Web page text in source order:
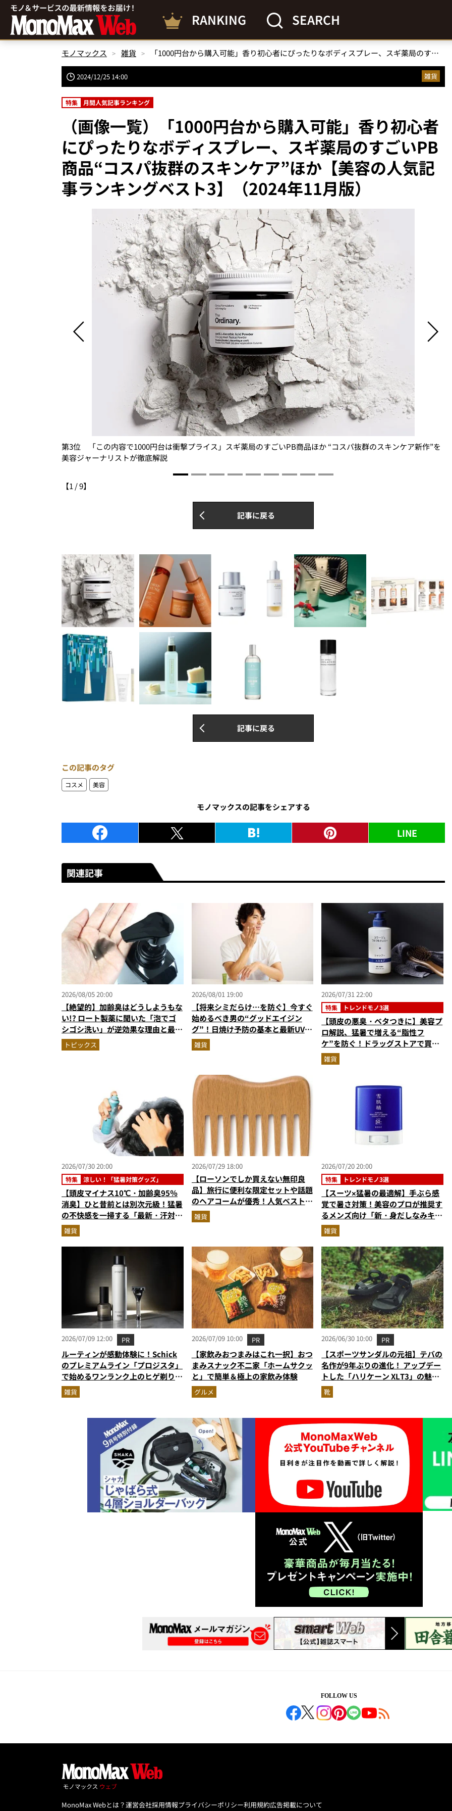
RANKING SEARCH
モノマックス 雑貨 「1000円台から購入可能」香り初心者にぴったりなボディスプレー、スギ薬局のすごいPB商品“コスパ抜群のスキンケア”ほか【美容の人気記事ランキングベスト3】（2024年11月版）
2024/12/25 14:00 雑貨
特集 月間人気記事ランキング
（画像一覧）「1000円台から購入可能」香り初心者
にぴったりなボディスプレー、スギ薬局のすごいPB
商品“コスパ抜群のスキンケア”ほか【美容の人気記
事ランキングベスト3】（2024年11月版）
第3位 「この内容で1000円台は衝撃プライス」スギ薬局のすごいPB商品ほか “コスパ抜群のスキンケア新作”を
美容ジャーナリストが徹底解説
【1 /9】
記事に戻る
記事に戻る
この記事のタグ
コスメ 美容
モノマックスの記事をシェアする
LINE
関連記事
2026/08/05 20:00
【絶望的】加齢臭はどうしようもな
い!? ロート製薬に聞いた「泡でゴ
シゴシ洗い」が逆効果な理由と最強
のニオイ対策
トピックス
2026/08/01 19:00
【将来シミだらけ…を防ぐ】今すぐ
始めるべき男の“グッドエイジン
グ”！日焼け予防の基本と最新UVア
イテムを美容家＆ブランド代表がプ
ロ目線で指南／大人の価値向上研究
雑貨
2026/07/31 22:00
特集 トレンドモノ3選
【頭皮の悪臭・ベタつきに】美容プ
ロ解説、猛暑で増える“脂性フ
ケ”を防ぐ！ドラッグストアで買え
る優秀ヘアケア3選
雑貨
2026/07/30 20:00
特集 涼しい！「猛暑対策グッズ」
【頭皮マイナス10℃・加齢臭95％
消臭】ひと昔前とは別次元級！猛暑
の不快感を一掃する「最新・汗対策
グッズ」5選
雑貨
2026/07/29 18:00
【ローソンでしか買えない無印良
品】旅行に便利な限定セットや話題
のヘアコームが優秀！人気ベスト3
を無印マニアが解説
雑貨
2026/07/20 20:00
特集 トレンドモノ3選
【スーツ×猛暑の最適解】手ぶら感
覚で暑さ対策！美容のプロが推奨す
るメンズ向け「新・身だしなみキッ
ト」3選
雑貨
2026/07/09 12:00 PR
ルーティンが感動体験に！Schick
のプレミアムライン「プロジスタ」
で始めるワンランク上のヒゲ剃り習
慣
雑貨
2026/07/09 10:00 PR
【家飲みおつまみはこれ一択】おつ
まみスナック不二家「ホームサクッ
と」で簡単＆極上の家飲み体験
グルメ
2026/06/30 10:00 PR
【スポーツサンダルの元祖】テバの
名作が9年ぶりの進化！ アップデー
トした「ハリケーン XLT3」の魅力
を識者があらゆる角度から徹底解
説！
靴
FOLLOW US
MonoMax Webとは？運営会社採用情報プライバシーポリシー利用規約広告掲載について